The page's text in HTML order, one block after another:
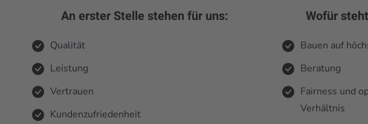
An erster Stelle stehen für uns:
Qualität
Leistung
Vertrauen
Kundenzufriedenheit
Wofür
Bauen auf
Beratung
Fairness und
Verhältnis